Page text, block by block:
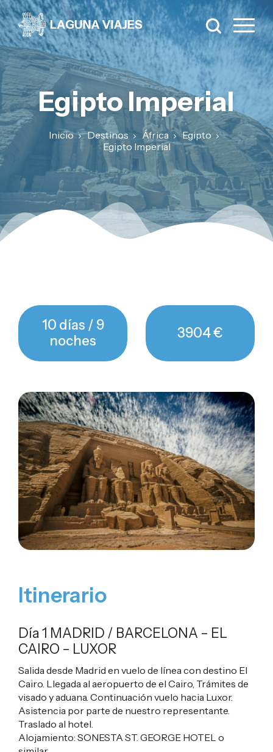
Egipto Imperial
Inicio Destinos África
Egipto
Egipto Imperial
10 días / 9
noches
3904 €
Itinerario
Día 1 MADRID / BARCELONA – EL
CAIRO – LUXOR
Salida desde Madrid en vuelo de línea con destino El
Cairo. Llegada al aeropuerto de el Cairo, Trámites de
visado y aduana. Continuación vuelo hacia Luxor.
Asistencia por parte de nuestro representante.
Traslado al hotel.
Alojamiento: SONESTA ST. GEORGE HOTEL o